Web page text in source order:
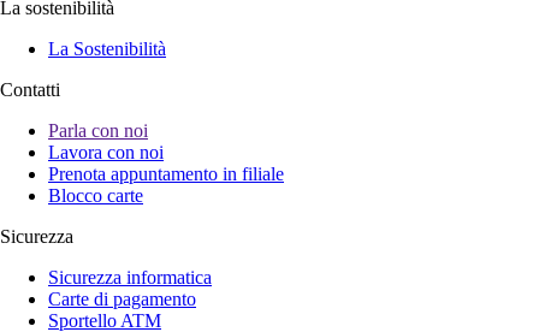
La sostenibilità
La Sostenibilità
Contatti
Parla con noi
Lavora con noi
Prenota appuntamento in filiale
Blocco carte
Sicurezza
Sicurezza informatica
Carte di pagamento
Sportello ATM